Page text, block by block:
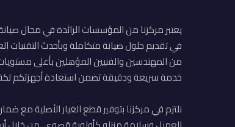
يعتبر مركزنا من المؤسسات الرائدة في مجال
في تقديم حلول صيانة متكاملة وبأحدث التقنيات
من المهندسين والفنيين المؤهلين بأعلى
خدمة سريعة ودقيقة تضمن استعادة أجهزتكم
نلتزم في مركزنا بتوفير قطع الغيار الأصلية مع